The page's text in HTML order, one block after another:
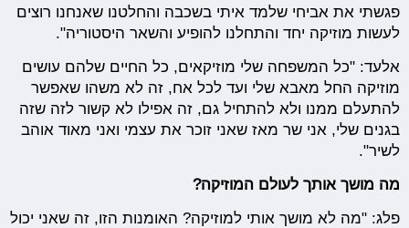
פגשתי את אביחי שלמד איתי בשכבה והחלטנו שאנחנו רוצים
לעשות מוזיקה יחד והתחלנו להופיע והשאר היסטוריה".
אלעד: "כל המשפחה שלי מוזיקאים, כל החיים שלהם עושים
מוזיקה החל מאבא שלי ועד לכל אח, זה לא משהו שאפשר
להתעלם ממנו ולא להתחיל גם, זה אפילו לא קשור לזה שזה
בגנים שלי, אני שר מאז שאני זוכר את עצמי ואני מאוד אוהב
לשיר".
מה מושך אותך לעולם המוזיקה?
פלג: "מה לא מושך אותי למוזיקה? האומנות הזו, זה שאני יכול